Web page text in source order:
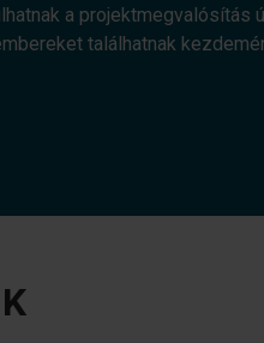
a projektmegvalósítás
találhatnak